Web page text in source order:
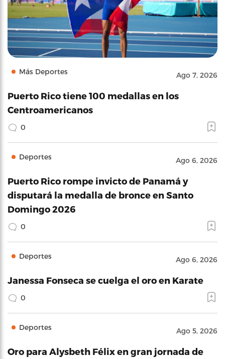
Más Deportes Ago 7, 2026
Puerto Rico tiene 100 medallas en los
Centroamericanos
0
Deportes Ago 6, 2026
Puerto Rico rompe invicto de Panamá y
disputará la medalla de bronce en Santo
Domingo 2026
0
Deportes Ago 6, 2026
Janessa Fonseca se cuelga el oro en Karate
0
Deportes Ago 5, 2026
Oro para Alysbeth Félix en gran jornada de